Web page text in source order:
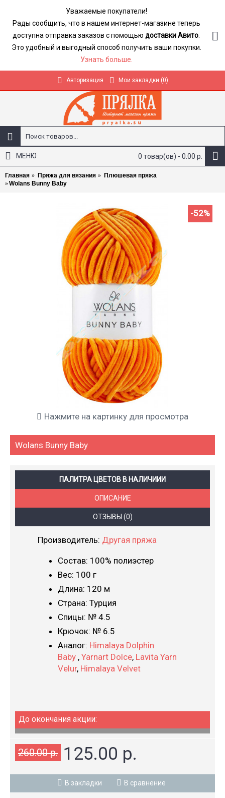
Уважаемые покупатели!
Рады сообщить, что в нашем интернет-магазине теперь
доступна отправка заказов с помощью доставки Авито
Это удобный и выгодный способ получить ваши покупки.
Узнать больше.
Авторизация Мои закладки (0)
0 товар(ов) - 0.00 р.
МЕНЮ
Главная Пряжа для вязания
Плюшевая пряжа
Wolans Bunny Baby
-52%
Нажмите на картинку для просмотра
Wolans Bunny Baby
ПАЛИТРА ЦВЕТОВ В НАЛИЧИИИ
ОПИСАНИЕ
ОТЗЫВЫ (0)
Производитель: Другая пряжа
Состав: 100% полиэстер
Вес: 100 г
Длина: 120 м
Страна: Турция
Спицы: № 4.5
Крючок: № 6.5
Аналог: Himalaya Dolphin
Baby , Yarnart Dolce, Lavita Yarn
Velur, Himalaya Velvet
До окончания акции:
260.00 р. 125.00 р.
В закладки В сравнение